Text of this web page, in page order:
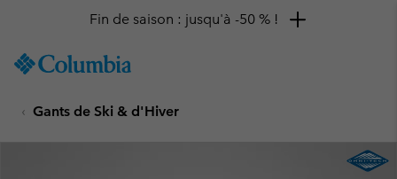
TO
SKIP
MAIN
Fin de saison : jusqu'à -50 % !
Gants de Ski & d'Hiver